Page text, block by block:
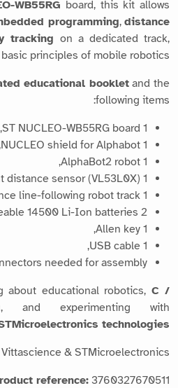
WB55RG board, this kit allows
programming,distance
tracking on a dedicated track,
principles of mobile robotics.
educational bookletand the
following items:
1 ST NUCLEO-WB55RG board,
1 NUCLEO shield for Alphabot,
1 AlphaBot2 robot,
1 Grove Time of Flight distance sensor (VL53L0X),
1 Vittascience line-following robot track,
2 rechargeable 14500 Li-Ion batteries,
1 Allen key,
1 USB cable,
needed for assembly.
educational robotics, C /
, and experimenting with
technologies
Vittascience & STMicroelectronics
reference: 3760327670511